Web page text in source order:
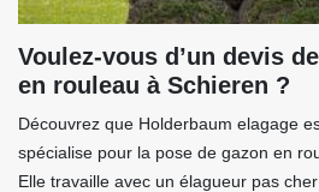
Voulez-vous d’un devis
en rouleau à Schieren ?
Découvrez que Holderbaum elagage
spécialise pour la pose de gazon en
Elle travaille avec un élagueur pas